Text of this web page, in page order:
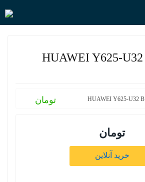
رام فارسی HUAWEI Y625-U32
تومان
تومان
خرید آنلاین